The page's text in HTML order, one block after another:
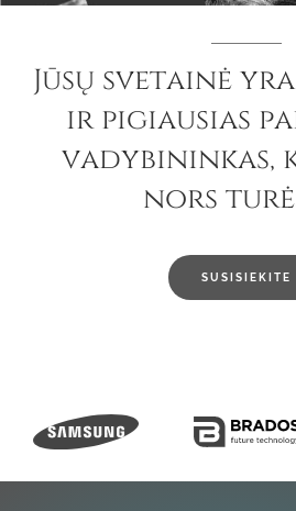
Jūsų svetainė
ir pigiausias
vadybininkas,
nors
SUSISIEKITE